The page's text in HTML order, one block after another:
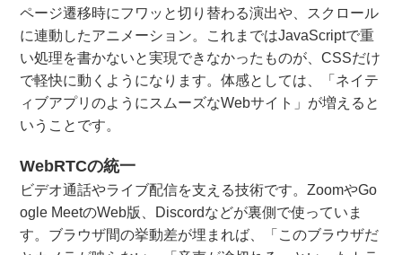
ページ遷移時にフワッと切り替わる演出や、スクロール
に連動したアニメーション。これまではJavaScriptで重
い処理を書かないと実現できなかったものが、CSSだけ
で軽快に動くようになります。体感としては、「ネイテ
ィブアプリのようにスムーズなWebサイト」が増えると
いうことです。
WebRTCの統一
ビデオ通話やライブ配信を支える技術です。ZoomやGo
ogle MeetのWeb版、Discordなどが裏側で使っていま
す。ブラウザ間の挙動差が埋まれば、「このブラウザだ